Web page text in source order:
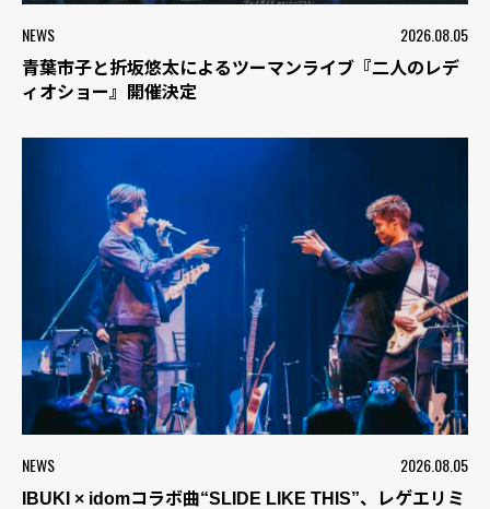
NEWS 2026.08.05
青葉市子と折坂悠太によるツーマンライブ『二人のレデ
ィオショー』開催決定
NEWS 2026.08.05
IBUKI × idomコラボ曲“SLIDE LIKE THIS”、レゲエリミ